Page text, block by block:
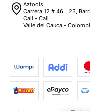
Aztools
Carrera 12 # 46 - 23,
Cali - Cali
Valle del Cauca -